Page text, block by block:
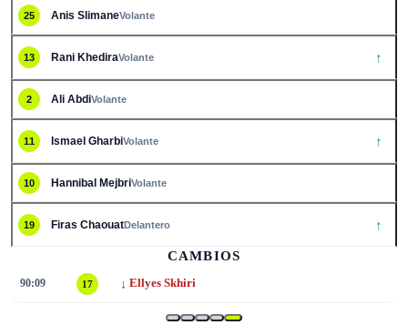
25 Anis SlimaneVolante
13 Rani KhediraVolante ↑
2 Ali AbdiVolante
11 Ismael GharbiVolante ↑
10 Hannibal MejbriVolante
19 Firas ChaouatDelantero ↑
CAMBIOS
45:01 8 ↓ Elias Saad